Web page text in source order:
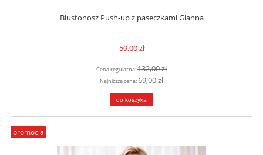
Biustonosz Push-up z paseczkami Gianna
59,00 zł
Cena regularna:132,00 zł
Najniższa cena:69,00 zł
do koszyka
promocja